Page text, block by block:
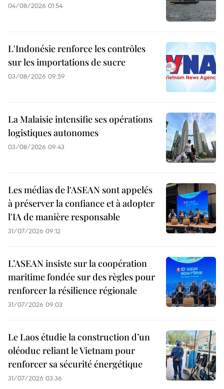
04/08/2026 01:54
L'Indonésie renforce les contrôles
sur les importations de sucre
03/08/2026 09:59
La Malaisie intensifie ses opérations
logistiques autonomes
03/08/2026 09:43
Les médias de l'ASEAN sont appelés
à préserver la confiance et à adopter
l'IA de manière responsable
31/07/2026 09:12
L’ASEAN insiste sur la coopération
maritime fondée sur des règles pour
renforcer la résilience régionale
31/07/2026 09:03
Le Laos étudie la construction d’un
oléoduc reliant le Vietnam pour
renforcer sa sécurité énergétique
31/07/2026 03:36